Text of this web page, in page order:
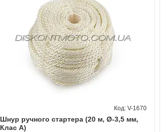
Шнур ручного стартера (20 м, Ø-3,5 мм,
Клас А)
V-1670